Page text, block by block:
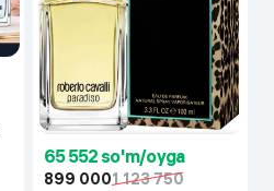
65 552 so'm/oyga
899 0001 123 750